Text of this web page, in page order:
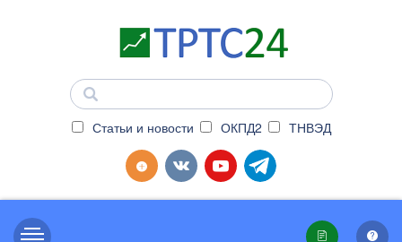
Статьи и новости ОКПД2 ТНВЭД